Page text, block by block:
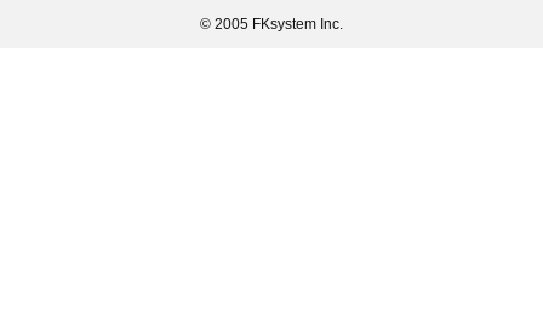
© 2005 FKsystem Inc.